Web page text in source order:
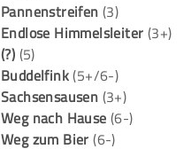
Pannenstreifen (3)
Endlose Himmelsleiter (3+)
(?) (5)
Buddelfink(5+/6-)
Sachsensausen (3+)
Weg nach Hause (6-)
Weg zum Bier (6-)